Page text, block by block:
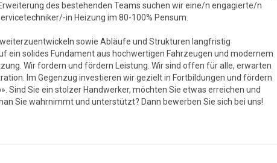
des bestehenden Teams suchen wir eine/n engagierte/n
in Heizung im 80-100% Pensum.
sowie Abläufe und Strukturen langfristig
ein solides Fundament aus hochwertigen Fahrzeugen und modernem
Wir fordern und fördern Leistung. Wir sind offen für alle, erwarten
Im Gegenzug investieren wir gezielt in Fortbildungen und fördern
Sind Sie ein stolzer Handwerker, möchten Sie etwas erreichen und
Sie wahrnimmt und unterstützt? Dann bewerben Sie sich bei uns!